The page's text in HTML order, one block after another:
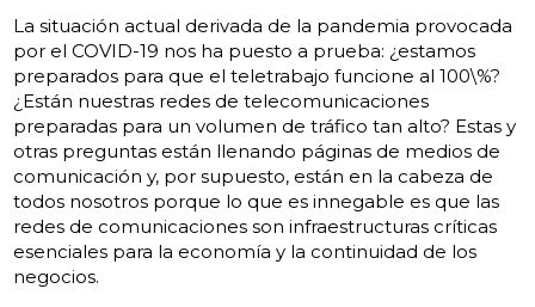
La situación actual derivada de la pandemia provocada
por el COVID-19 nos ha puesto a prueba: ¿estamos
preparados para que el teletrabajo funcione al 100\%?
¿Están nuestras redes de telecomunicaciones
preparadas para un volumen de tráfico tan alto? Estas y
otras preguntas están llenando páginas de medios de
comunicación y, por supuesto, están en la cabeza de
todos nosotros porque lo que es innegable es que las
redes de comunicaciones son infraestructuras críticas
esenciales para la economía y la continuidad de los
negocios.